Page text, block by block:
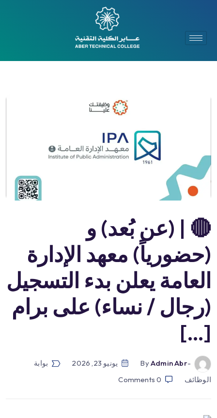
🔴 | (عن بُعد) و
(حضورياً) معهد الإدارة
العامة يعلن بدء التسجيل
(رجال / نساء) على برام
[…]
-by
Admin Abr يونيو 23, 2026
بوابة
الوظائف
0
Comments